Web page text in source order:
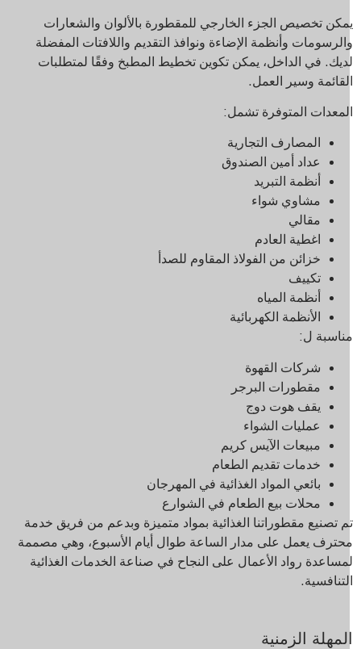
تخصيص الجزء الخارجي للمقطورة بالألوان والشعارات
وأنظمة الإضاءة ونوافذ التقديم واللافتات المفضلة
في الداخل، يمكن تكوين تخطيط المطبخ وفقًا لمتطلبات
وسير العمل.
المتوفرة تشمل:
المصارف التجارية
عداد أمين الصندوق
أنظمة التبريد
مشاوي شواء
مقالي
اغطية العادم
خزائن من الفولاذ المقاوم للصدأ
تكييف
أنظمة المياه
الأنظمة الكهربائية
ل:
شركات القهوة
مقطورات البرجر
يقف هوت دوج
عمليات الشواء
مبيعات الآيس كريم
خدمات تقديم الطعام
بائعي المواد الغذائية في المهرجان
محلات بيع الطعام في الشوارع
تصنيع مقطوراتنا الغذائية بمواد متميزة وبدعم من فريق خدمة
يعمل على مدار الساعة طوال أيام الأسبوع، وهي مصممة
رواد الأعمال على النجاح في صناعة الخدمات الغذائية
الزمنية